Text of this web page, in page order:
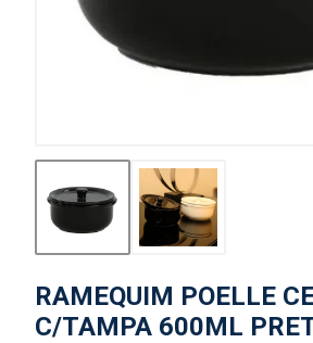
RAMEQUIM POELLE
C/TAMPA 600ML